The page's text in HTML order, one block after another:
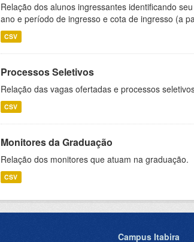
Relação dos alunos ingressantes identificando
ano e período de ingresso e cota de ingresso (a
CSV
Processos Seletivos
Relação das vagas ofertadas e processos
CSV
Monitores da Graduação
Relação dos monitores que atuam na graduação.
CSV
Campus Itabira